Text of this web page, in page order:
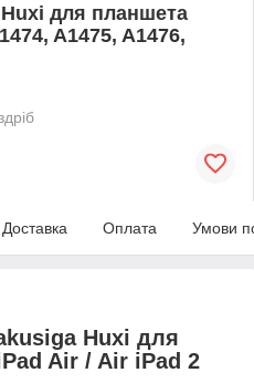
для планшета
A1475, A1476,
Доставка Оплата Умови
Huxi для
Air / Air iPad 2